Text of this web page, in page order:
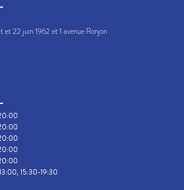
22 juin 1962 et 1 avenue Ronjon
15:30-19:30